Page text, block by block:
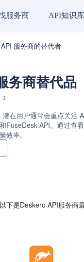
服务商 API知识库
服务商的替代者
务商替代品
3
在用户通常会重点关注
FuseDesk API。通过查
效率。
下是Deskero API服务商